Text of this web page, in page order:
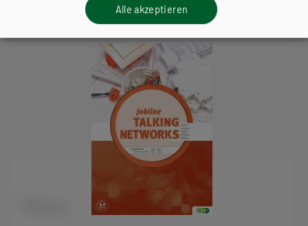
Alle akzeptieren